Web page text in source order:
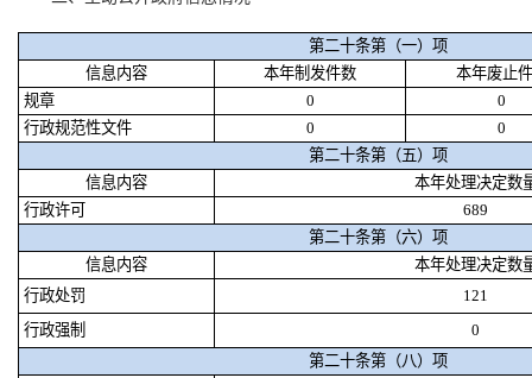
第二十条第（一）项
信息内容
本年制发件数
本年废止
规章
0
0
行政规范性文件
0
0
第二十条第（五）项
信息内容
本年处理决定数
行政许可
689
第二十条第（六）项
信息内容
本年处理决定数
行政处罚
121
行政强制
0
第二十条第（八）项